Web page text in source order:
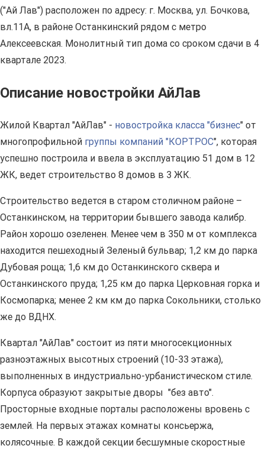
("Ай Лав") расположен по адресу: г. Москва, ул. Бочкова,
вл.11А, в районе Останкинский рядом с метро
Алексеевская. Монолитный тип дома со сроком сдачи в 4
квартале 2023.
Описание новостройки АйЛав
Жилой Квартал "АйЛав" - новостройка класса "бизнес" от
многопрофильной группы компаний "КОРТРОС", которая
успешно построила и ввела в эксплуатацию 51 дом в 12
ЖК, ведет строительство 8 домов в 3 ЖК.
Строительство ведется в старом столичном районе –
Останкинском, на территории бывшего завода калибр.
Район хорошо озеленен. Менее чем в 350 м от комплекса
находится пешеходный Зеленый бульвар; 1,2 км до парка
Дубовая роща; 1,6 км до Останкинского сквера и
Останкинского пруда; 1,25 км до парка Церковная горка и
Космопарка; менее 2 км км до парка Сокольники, столько
же до ВДНХ.
Квартал "АйЛав" состоит из пяти многосекционных
разноэтажных высотных строений (10-33 этажа),
выполненных в индустриально-урбанистическом стиле.
Корпуса образуют закрытые дворы "без авто".
Просторные входные порталы расположены вровень с
землей. На первых этажах комнаты консьержа,
колясочные. В каждой секции бесшумные скоростные